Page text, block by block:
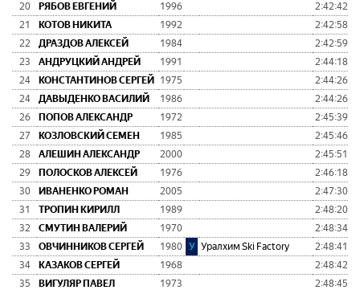
20
РЯБОВ ЕВГЕНИЙ 1996 2:42:42
21
КОТОВ НИКИТА 1992 2:42:58
22
ДРАЗДОВ АЛЕКСЕЙ 1984 2:42:59
23
АНДРУЦКИЙ АНДРЕЙ 1991 2:44:18
24
КОНСТАНТИНОВ СЕРГЕЙ 1975 2:44:26
24
ДАВЫДЕНКО ВАСИЛИЙ 1986 2:44:26
26
ПОПОВ АЛЕКСАНДР 1972 2:45:39
27
КОЗЛОВСКИЙ СЕМЕН 1985 2:45:46
28
АЛЕШИН АЛЕКСАНДР 2000 2:45:51
29
ПОЛОСКОВ АЛЕКСЕЙ 1976 2:46:18
30
ИВАНЕНКО РОМАН 2005 2:47:30
31
ТРОПИН КИРИЛЛ 1989 2:48:20
32
СМУТИН ВАЛЕРИЙ 1970 2:48:34
33
ОВЧИННИКОВ СЕРГЕЙ 1980 У Уралхим Ski Factory 2:48:41
34
КАЗАКОВ СЕРГЕЙ 1968 2:48:42
35
ВИГУЛЯР ПАВЕЛ 1973 2:48:45